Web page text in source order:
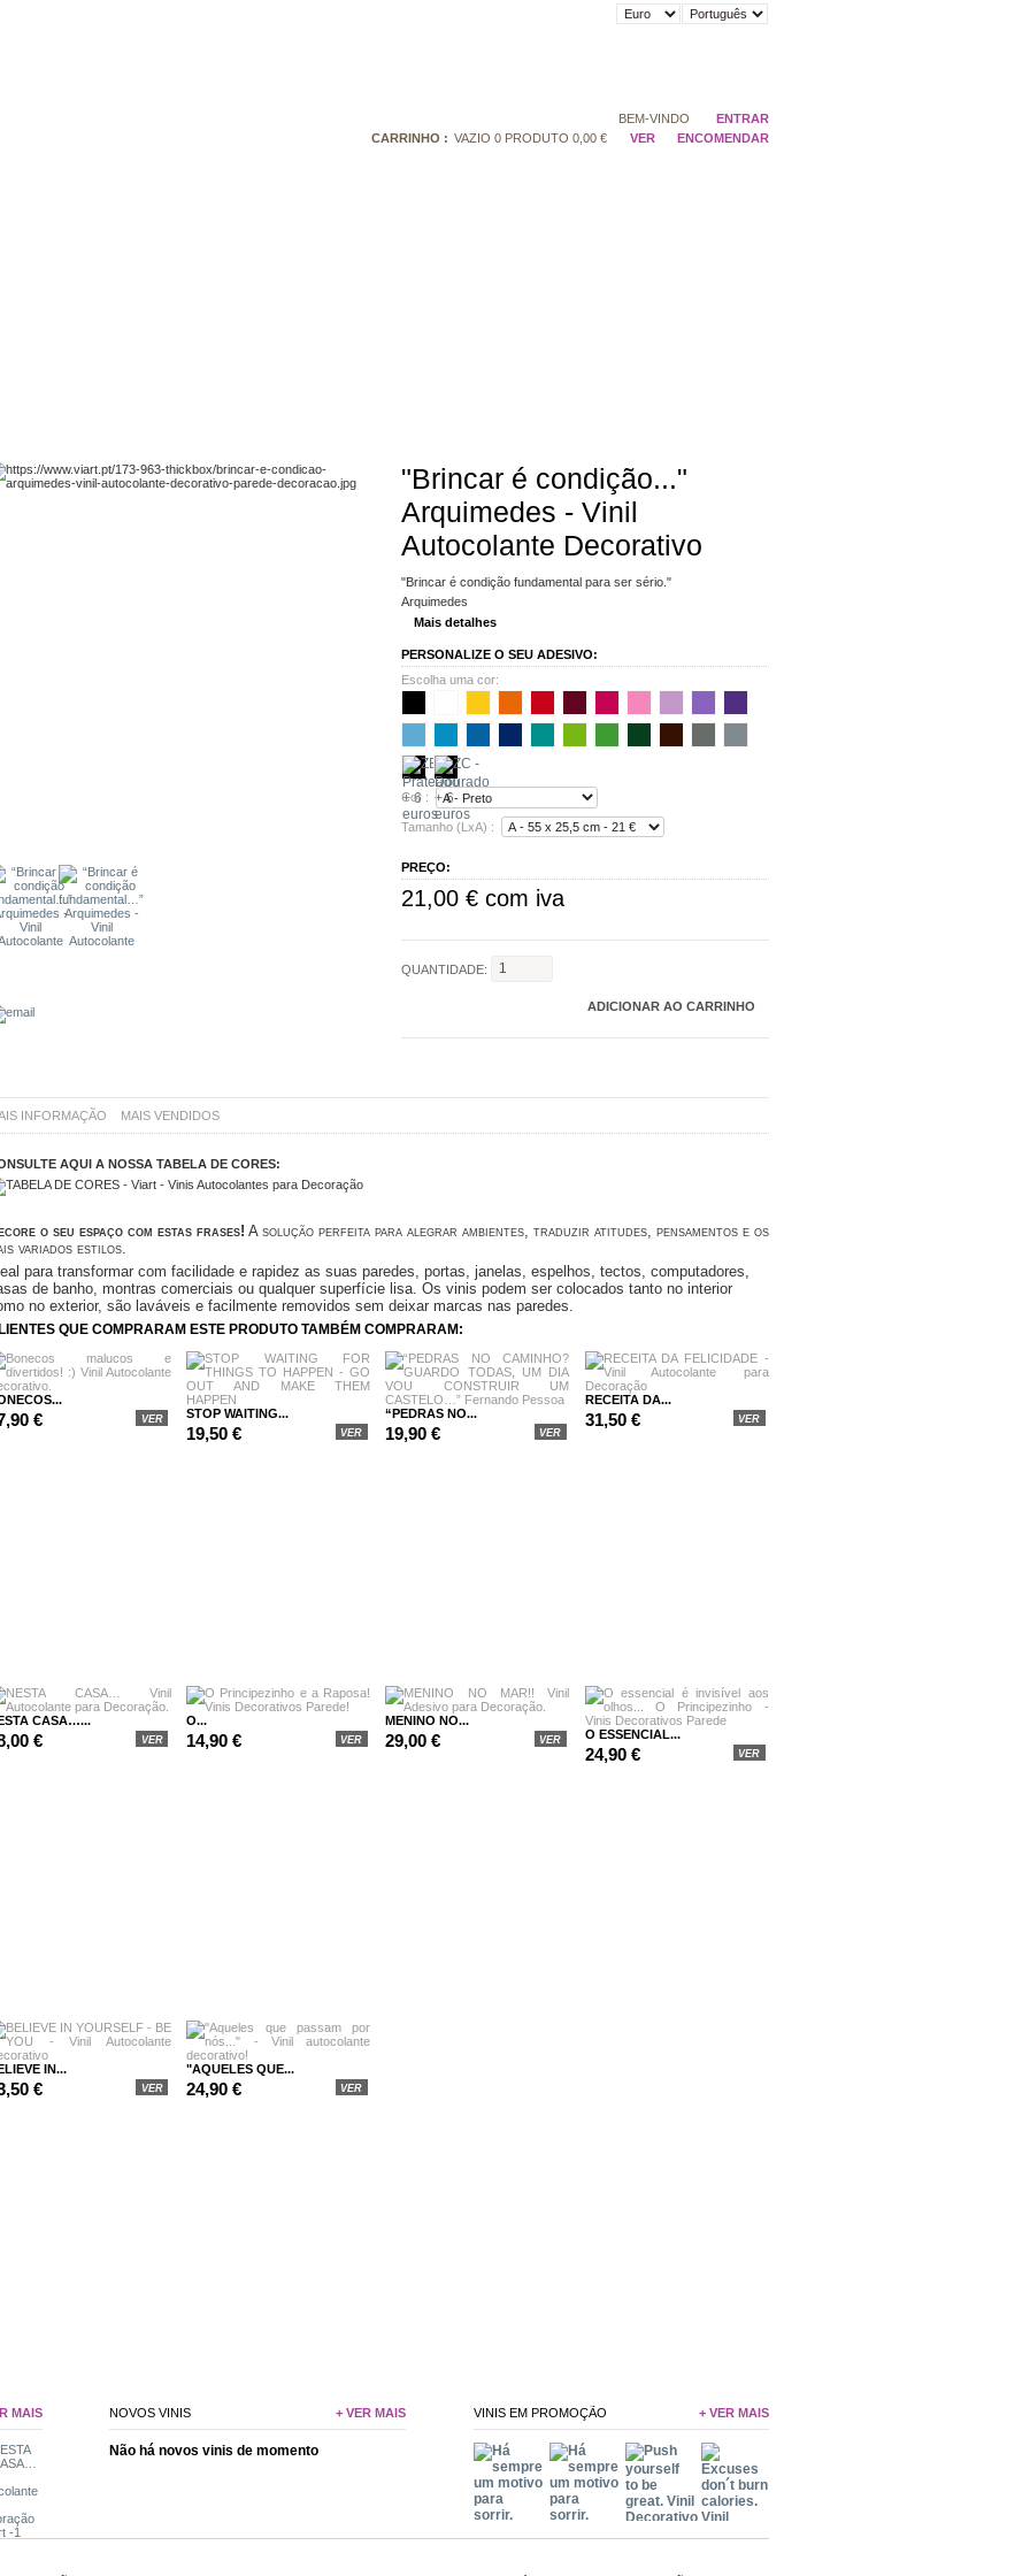
BEM-VINDO
ENTRAR
CARRINHO : VAZIO 0 PRODUTO0,00 € VER ENCOMENDAR
"Brincar é condição..."
Arquimedes - Vinil
Autocolante Decorativo
"Brincar é condição fundamental para ser sério."
Arquimedes
Mais detalhes
PERSONALIZE O SEU ADESIVO:
Escolha uma cor:
Cor :
Tamanho (LxA) :
PREÇO:
21,00 € com iva
QUANTIDADE:
INFORMAÇÃO MAIS VENDIDOS
AQUI A NOSSA TABELA DE CORES:
o seu espaço com estas frases! A solução perfeita para alegrar ambientes, traduzir atitudes, pensamentos e os
variados estilos.
para transformar com facilidade e rapidez as suas paredes, portas, janelas, espelhos, tectos, computadores,
de banho, montras comerciais ou qualquer superfície lisa. Os vinis podem ser colocados tanto no interior
no exterior, são laváveis e facilmente removidos sem deixar marcas nas paredes.
QUE COMPRARAM ESTE PRODUTO TAMBÉM COMPRARAM:
€ VER STOP WAITING...
19,50 € VER
“PEDRAS NO...
19,90 € VER
RECEITA DA...
31,50 € VER
CASA…...
€ VER
O...
14,90 € VER
MENINO NO...
29,00 € VER O ESSENCIAL...
24,90 € VER
IN...
€ VER
"AQUELES QUE...
24,90 € VER
MAIS NOVOS VINIS + VER MAIS
Não há novos vinis de momento
VINIS EM PROMOÇÃO + VER MAIS